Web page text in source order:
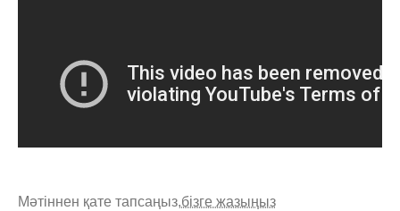
Мәтіннен қате тапсаңыз,бізге жазыңыз